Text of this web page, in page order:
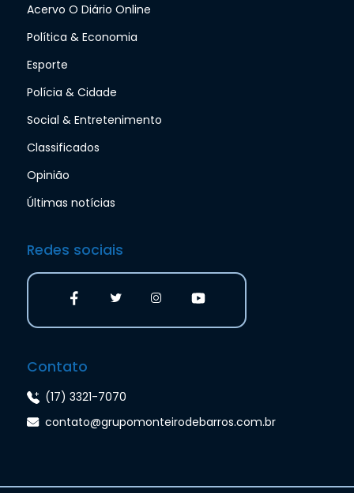
Acervo O Diário Online
Política & Economia
Esporte
Polícia & Cidade
Social & Entretenimento
Classificados
Opinião
Últimas notícias
Redes sociais
Contato
(17) 3321-7070
contato@grupomonteirodebarros.com.br